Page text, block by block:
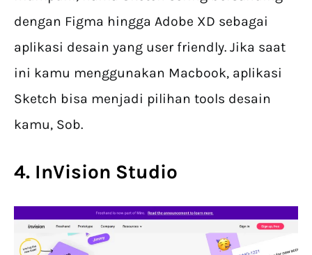
dengan Figma hingga Adobe XD sebagai
aplikasi desain yang user friendly. Jika saat
ini kamu menggunakan Macbook, aplikasi
Sketch bisa menjadi pilihan tools desain
kamu, Sob.
4. InVision Studio